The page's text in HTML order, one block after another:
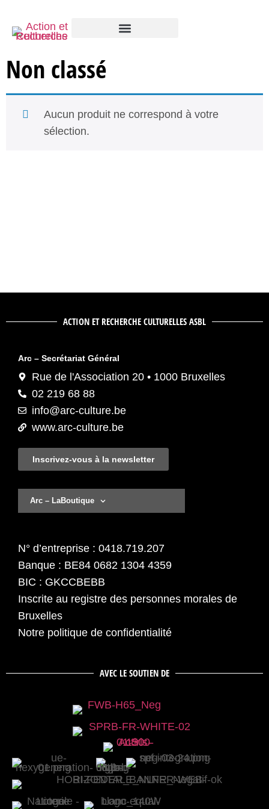
Non classé
Aucun produit ne correspond à votre
sélection.
ACTION ET RECHERCHE CULTURELLES ASBL
Arc – Secrétariat Général
Rue de l'Association 20 • 1000 Bruxelles
02 219 68 88
info@arc-culture.be
www.arc-culture.be
Inscrivez-vous à la newsletter
Arc – LaBoutique
N° d’entreprise : 0418.719.207
Banque : BE84 0682 1304 4359
BIC : GKCCBEBB
Inscrite au registre des personnes morales de
Bruxelles
Notre politique de confidentialité
AVEC LE SOUTIEN DE